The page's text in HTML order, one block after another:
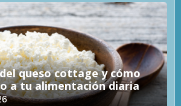
queso cottage y cómo
a tu alimentación diaria